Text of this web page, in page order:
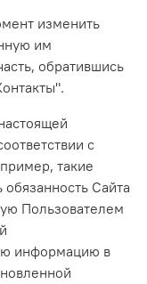
изменить
им
обратившись
с
такие
Сайта
Пользователем
информацию в